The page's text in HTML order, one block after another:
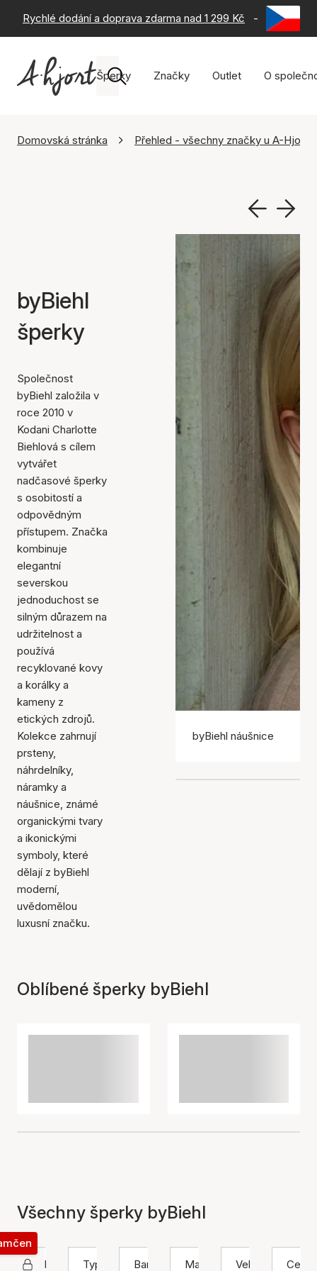
Rychlé dodání a doprava zdarma nad 1 299 Kč - 60 dní
Šperky Značky Outlet O
Domovská stránka Přehled - všechny značky u A-Hjort
byBiehl
šperky
Společnost
byBiehl založila v
roce 2010 v
Kodani Charlotte
Biehlová s cílem
vytvářet
nadčasové šperky
s osobitostí a
odpovědným
přístupem. Značka
kombinuje
elegantní
severskou
jednoduchost se
silným důrazem na
udržitelnost a
používá
recyklované kovy
a korálky a
kameny z
etických zdrojů.
Kolekce zahrnují
prsteny,
náhrdelníky,
náramky a
náušnice, známé
organickými tvary
a ikonickými
symboly, které
dělají z byBiehl
moderní,
uvědomělou
luxusní značku.
byBiehl náušnice
Oblíbené šperky byBiehl
Všechny šperky byBiehl
byBiehl
Typ
Barva Materiál Velikost Cena